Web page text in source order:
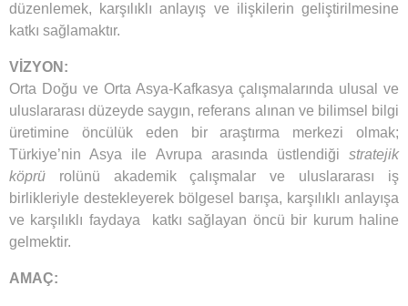
düzenlemek, karşılıklı anlayış ve ilişkilerin geliştirilmesine
katkı sağlamaktır.
VİZYON:
Orta Doğu ve Orta Asya-Kafkasya çalışmalarında ulusal ve
uluslararası düzeyde saygın, referans alınan ve bilimsel bilgi
üretimine öncülük eden bir araştırma merkezi olmak;
Türkiye’nin Asya ile Avrupa arasında üstlendiği stratejik
köprü rolünü akademik çalışmalar ve uluslararası iş
birlikleriyle destekleyerek bölgesel barışa, karşılıklı anlayışa
ve karşılıklı faydaya katkı sağlayan öncü bir kurum haline
gelmektir.
AMAÇ: